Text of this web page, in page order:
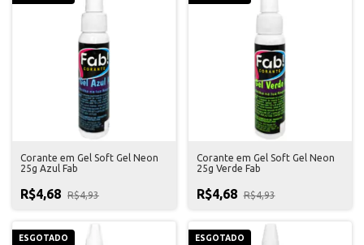
Corante em Gel Soft Gel Neon
25g Azul Fab
R$4,68 R$4,93
Corante em Gel Soft Gel Neon
25g Verde Fab
R$4,68 R$4,93
ESGOTADO ESGOTADO